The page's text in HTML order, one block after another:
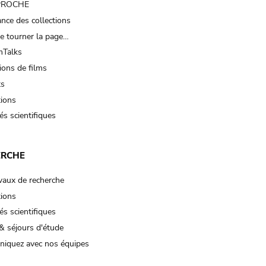
des collections
tourner la page…
de films
scientifiques
de recherche
scientifiques
séjours d'étude
avec nos équipes